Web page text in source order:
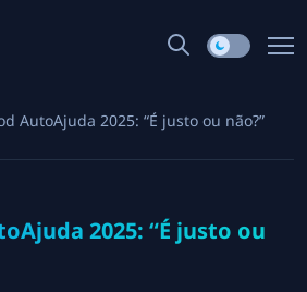
AutoAjuda 2025: “É justo ou não?”
2025: “É justo ou